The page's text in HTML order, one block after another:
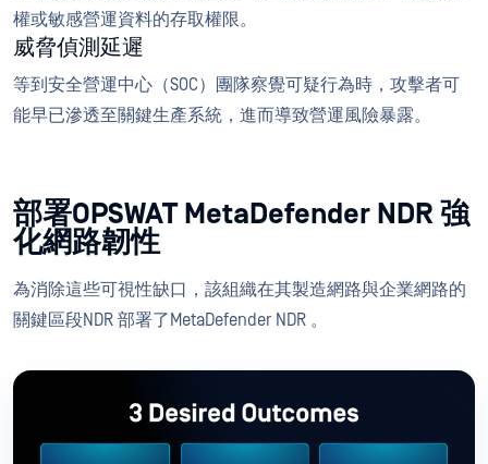
權或敏感營運資料的存取權限。
威脅偵測延遲
等到安全營運中心（SOC）團隊察覺可疑行為時，攻擊者可
能早已滲透至關鍵生產系統，進而導致營運風險暴露。
部署OPSWAT MetaDefender NDR 強
化網路韌性
為消除這些可視性缺口，該組織在其製造網路與企業網路的
關鍵區段NDR 部署了MetaDefender NDR 。